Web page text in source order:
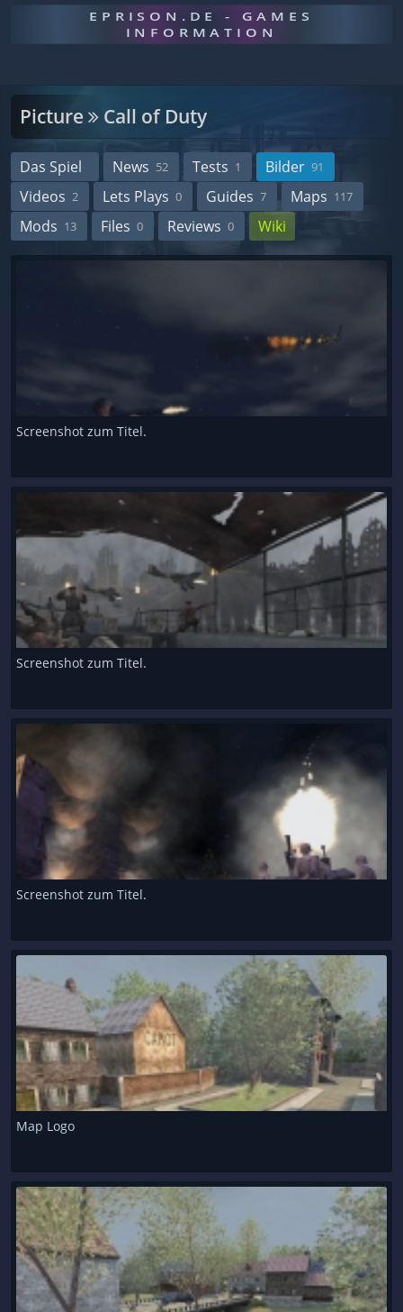
EPRISON.DE - GAMES
INFORMATION
Picture Call of Duty
Das Spiel News 52 Tests 1 Bilder 91
Videos 2 Lets Plays 0 Guides 7 Maps 117
Mods 13 Files 0 Reviews 0 Wiki
Screenshot zum Titel.
Screenshot zum Titel.
Screenshot zum Titel.
Map Logo